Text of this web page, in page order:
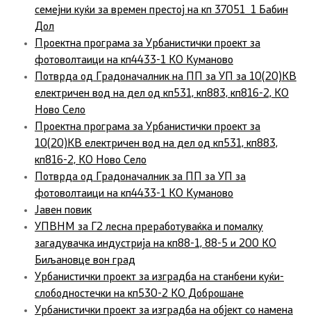
семејни куќи за времен престој на кп 37051_1 Бабин
Дол
Проектна програма за Урбанистички проект за
фотоволтаици на кп4433-1 КО Куманово
Потврда од Градоначалник на ПП за УП за 10(20)КВ
електричен вод на дел од кп531, кп883, кп816-2, КО
Ново Село
Проектна програма за Урбанистички проект за
10(20)КВ електричен вод на дел од кп531, кп883,
кп816-2, КО Ново Село
Потврда од Градоначалник за ПП за УП за
фотоволтаици на кп4433-1 КО Куманово
Јавен повик
УПВНМ за Г2 лесна преработуваќка и помалку
загадувачка индустрија на кп88-1, 88-5 и 200 КО
Биљановце вон град
Урбанистички проект за изградба на станбени куќи-
слободностечки на кп530-2 КО Доброшане
Урбанистички проект за изградба на објект со намена